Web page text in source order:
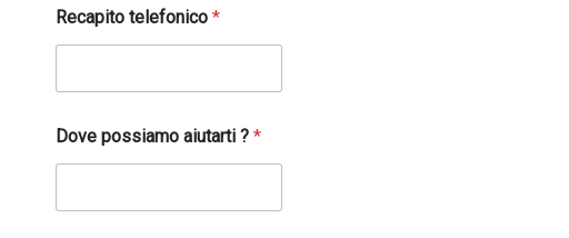
i
c
i
s
t
a
m
Recapito telefonico*
Dove possiamo aiutarti ?*